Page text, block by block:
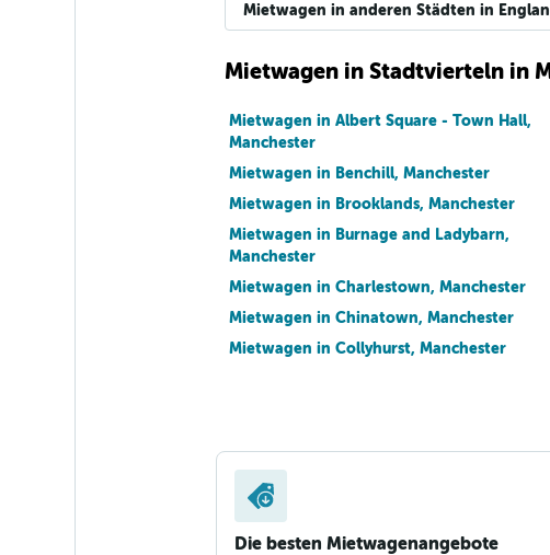
Mietwagen in anderen Städten in
Mietwagen in Stadtvierteln in
Mietwagen in Albert Square - Town Hall,
Manchester
Mietwagen in Benchill, Manchester
Mietwagen in Brooklands, Manchester
Mietwagen in Burnage and Ladybarn,
Manchester
Mietwagen in Charlestown, Manchester
Mietwagen in Chinatown, Manchester
Mietwagen in Collyhurst, Manchester
Die besten Mietwagenangebote